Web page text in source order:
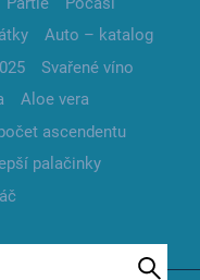
Auto – katalog
Svařené víno
Aloe vera
ascendentu
palačinky